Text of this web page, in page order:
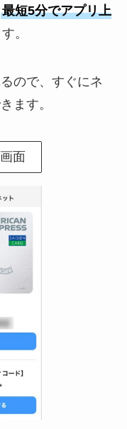
最短5分でアプリ上
。
ので、すぐにネ
ます。
面